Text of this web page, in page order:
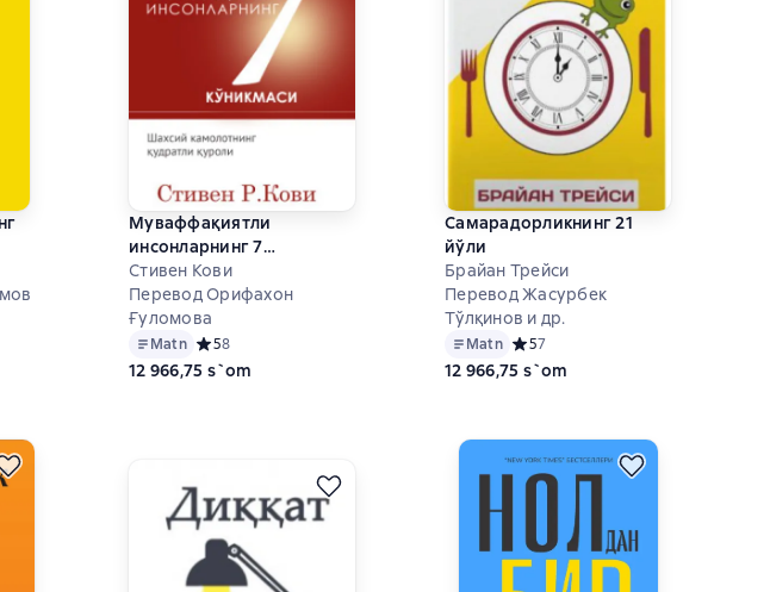
5 на основе 8 оценок
Муваффақиятли
инсонларнинг 7
кўникмаси
Стивен Кови
Перевод Орифахон
Ғуломова
Matn Средний рейтинг 5 на основе 8 оценок
58
12 966,75 s`om
Самарадорликнинг 21
йўли
Брайан Трейси
Перевод Жасурбек
Тўлқинов и др.
Matn Средний рейтинг 5 на основе 7
57
12 966,75 s`om